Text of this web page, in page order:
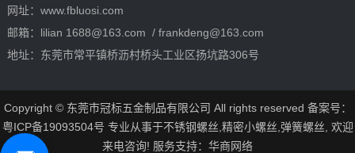
网址：www.fbluosi.com
邮箱：lilian 1688@163.com / frankdeng@163.com
地址：东莞市常平镇桥沥村桥头工业区扬坑路306号
Copyright © 东莞市冠标五金制品有限公司 All rights reserved 备案号：
粤ICP备19093504号 专业从事于不锈钢螺丝 精密小螺丝 弹簧螺丝 , 欢迎
来电咨询! 服务支持： 华商网络